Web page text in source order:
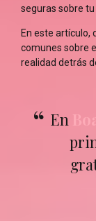
seguras sobre tu
En este artículo,
comunes sobre
realidad detrás
En